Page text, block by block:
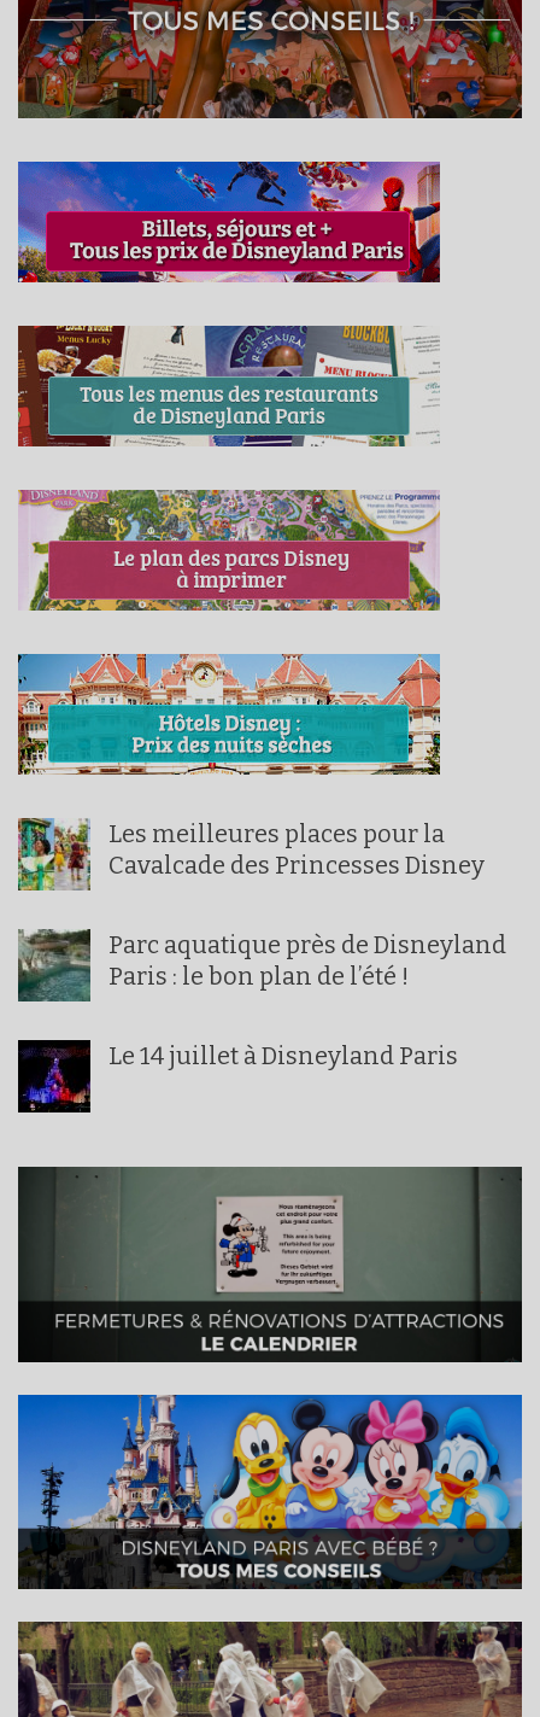
Les meilleures places pour la
Cavalcade des Princesses Disney
Parc aquatique près de Disneyland
Paris : le bon plan de l’été !
Le 14 juillet à Disneyland Paris